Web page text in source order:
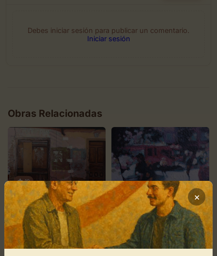
Debes iniciar sesión para publicar un comentario.
Iniciar sesión
Obras Relacionadas
10
Calle 5C. Caballeros.
CONCEPTUAL CONTEMPORÁNEO
20
×